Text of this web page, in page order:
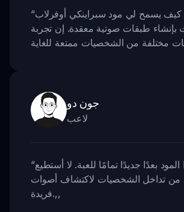
“يسمح لي مود سبراينكي أوفرلاب
بإنشاء طبقات صوتية معقدة. إن تجربة
جون دو
لاعب
“بعدًا جديدًا تمامًا للعبة. لا أستطيع
من تداخل الشخصيات لاكتشاف أصوات
فريدة.,,